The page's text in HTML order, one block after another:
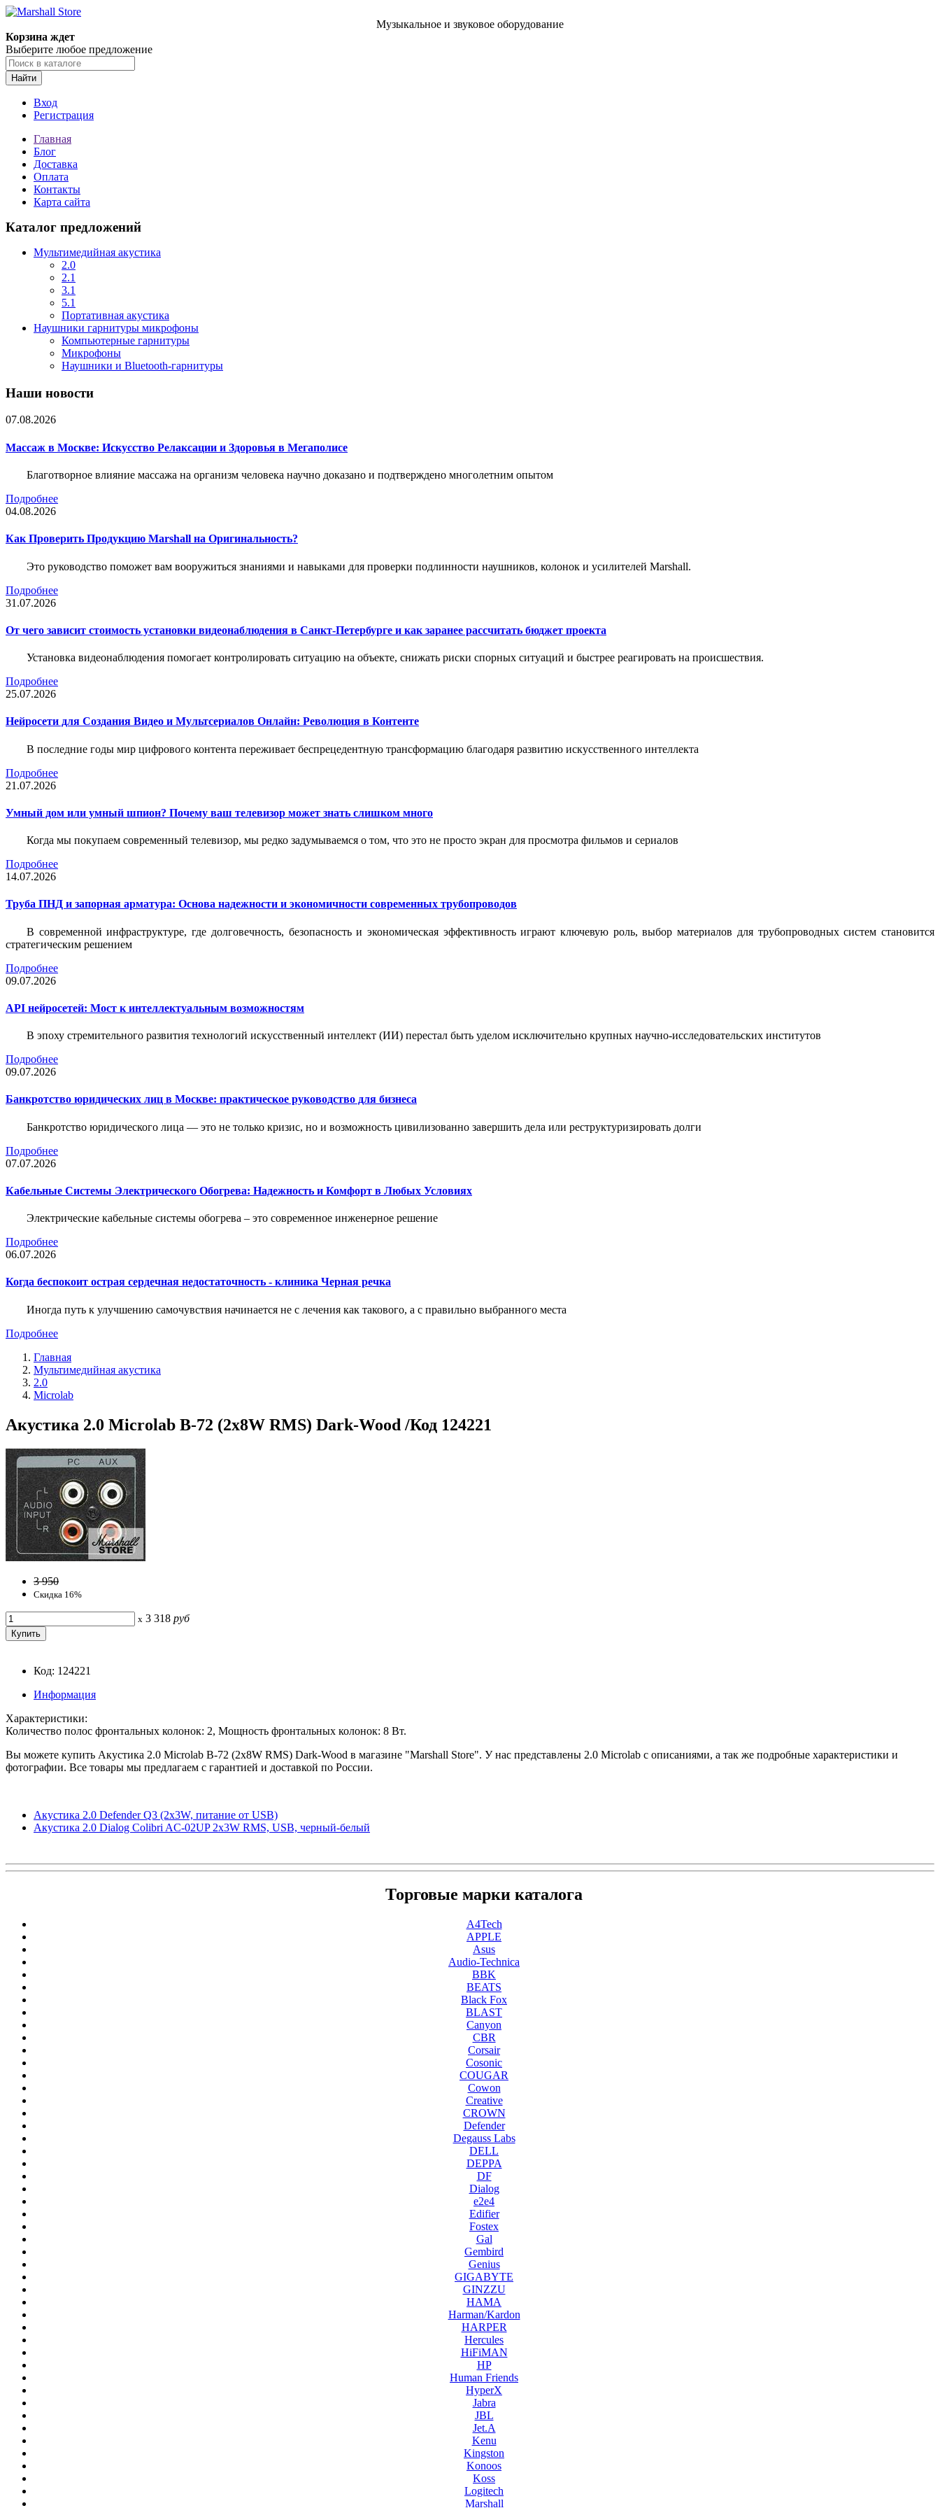
Музыкальное и звуковое оборудование
Корзина ждет
Выберите любое предложение
Найти
Вход
Регистрация
Главная
Блог
Доставка
Оплата
Контакты
Карта сайта
Каталог предложений
Мультимедийная акустика
2.0
2.1
3.1
5.1
Портативная акустика
Наушники гарнитуры микрофоны
Компьютерные гарнитуры
Микрофоны
Наушники и Bluetooth-гарнитуры
Наши новости
07.08.2026
Массаж в Москве: Искусство Релаксации и Здоровья в Мегаполисе
Благотворное влияние массажа на организм человека научно доказано и подтверждено многолетним опытом
Подробнее
04.08.2026
Как Проверить Продукцию Marshall на Оригинальность?
Это руководство поможет вам вооружиться знаниями и навыками для проверки подлинности наушников, колонок и усилителей Marshall.
Подробнее
31.07.2026
От чего зависит стоимость установки видеонаблюдения в Санкт-Петербурге и как заранее рассчитать бюджет проекта
Установка видеонаблюдения помогает контролировать ситуацию на объекте, снижать риски спорных ситуаций и быстрее реагировать на происшествия.
Подробнее
25.07.2026
Нейросети для Создания Видео и Мультсериалов Онлайн: Революция в Контенте
В последние годы мир цифрового контента переживает беспрецедентную трансформацию благодаря развитию искусственного интеллекта
Подробнее
21.07.2026
Умный дом или умный шпион? Почему ваш телевизор может знать слишком много
Когда мы покупаем современный телевизор, мы редко задумываемся о том, что это не просто экран для просмотра фильмов и сериалов
Подробнее
14.07.2026
Труба ПНД и запорная арматура: Основа надежности и экономичности современных трубопроводов
В современной инфраструктуре, где долговечность, безопасность и экономическая эффективность играют ключевую роль, выбор материалов для трубопроводных систем становится
стратегическим решением
Подробнее
09.07.2026
API нейросетей: Мост к интеллектуальным возможностям
В эпоху стремительного развития технологий искусственный интеллект (ИИ) перестал быть уделом исключительно крупных научно-исследовательских институтов
Подробнее
09.07.2026
Банкротство юридических лиц в Москве: практическое руководство для бизнеса
Банкротство юридического лица — это не только кризис, но и возможность цивилизованно завершить дела или реструктуризировать долги
Подробнее
07.07.2026
Кабельные Системы Электрического Обогрева: Надежность и Комфорт в Любых Условиях
Электрические кабельные системы обогрева – это современное инженерное решение
Подробнее
06.07.2026
Когда беспокоит острая сердечная недостаточность - клиника Черная речка
Иногда путь к улучшению самочувствия начинается не с лечения как такового, а с правильно выбранного места
Подробнее
Главная
Мультимедийная акустика
2.0
Microlab
Акустика 2.0 Microlab B-72 (2x8W RMS) Dark-Wood /Код 124221
3 950
Скидка 16%
x 3 318 руб
Код: 124221
Информация
Характеристики:
Количество полос фронтальных колонок: 2, Мощность фронтальных колонок: 8 Вт.
Вы можете купить Акустика 2.0 Microlab B-72 (2x8W RMS) Dark-Wood в магазине "Marshall Store". У нас представлены 2.0 Microlab с описаниями, а так же подробные характеристики и
фотографии. Все товары мы предлагаем с гарантией и доставкой по России.
Акустика 2.0 Defender Q3 (2x3W, питание от USB)
Акустика 2.0 Dialog Colibri AC-02UP 2x3W RMS, USB, черный-белый
Торговые марки каталога
A4Tech
APPLE
Asus
Audio-Technica
BBK
BEATS
Black Fox
BLAST
Canyon
CBR
Corsair
Cosonic
COUGAR
Cowon
Creative
CROWN
Defender
Degauss Labs
DELL
DEPPA
DF
Dialog
e2e4
Edifier
Fostex
Gal
Gembird
Genius
GIGABYTE
GINZZU
HAMA
Harman/Kardon
HARPER
Hercules
HiFiMAN
HP
Human Friends
HyperX
Jabra
JBL
Jet.A
Kenu
Kingston
Konoos
Koss
Logitech
Marshall